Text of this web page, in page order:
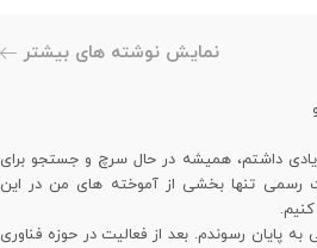
نمایش نوشته های بیشتر
داشتم، همیشه در حال سرچ و جستجو برای
رسمی تنها بخشی از آموخته های من در این
پایان رسوندم. بعد از فعالیت در حوزه فناوری